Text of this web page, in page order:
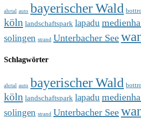
ahrtal auto bayerischer Wald
köln landschaftspark lapadu
solingen strand Unterbacher See
Schlagwörter
ahrtal auto bayerischer Wald
köln landschaftspark lapadu
solingen strand Unterbacher See